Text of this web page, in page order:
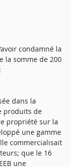
condamné la
la somme de 200
dans la
produits de
propriété sur la
une gamme
commercialisait
que le 16
une